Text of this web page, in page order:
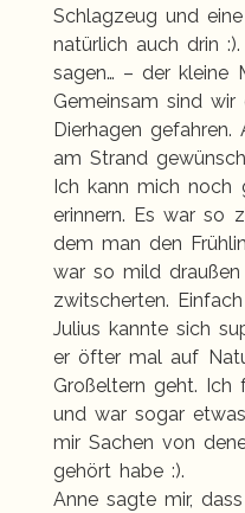
Schlagzeug und
natürlich auch drin
sagen… – der kleine
Gemeinsam sind
Dierhagen
am Strand
Ich kann mich noch
erinnern. Es war so
dem man den
war so mild
zwitscherten.
Julius kannte sich
er öfter mal auf
Großeltern geht. Ich
und war sogar
mir Sachen von
gehört habe :).
Anne sagte mir,